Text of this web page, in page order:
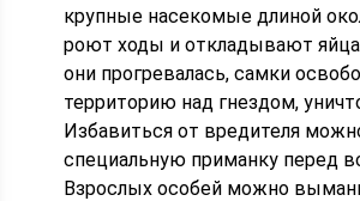
крупные насекомые длиной
роют ходы и откладывают
они прогревалась, самки
территорию над гнездом,
Избавиться от вредителя
специальную приманку перед
Взрослых особей можно